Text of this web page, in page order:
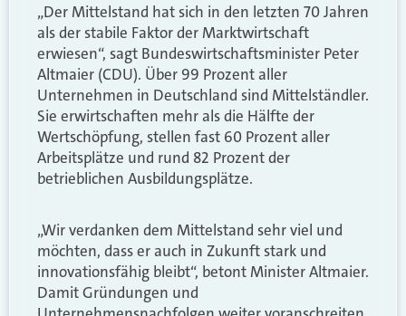
„Der Mittelstand hat sich in den letzten 70 Jahren
als der stabile Faktor der Marktwirtschaft
erwiesen“, sagt Bundeswirtschaftsminister Peter
Altmaier (CDU). Über 99 Prozent aller
Unternehmen in Deutschland sind Mittelständler.
Sie erwirtschaften mehr als die Hälfte der
Wertschöpfung, stellen fast 60 Prozent aller
Arbeitsplätze und rund 82 Prozent der
betrieblichen Ausbildungsplätze.
„Wir verdanken dem Mittelstand sehr viel und
möchten, dass er auch in Zukunft stark und
innovationsfähig bleibt“, betont Minister Altmaier.
Damit Gründungen und